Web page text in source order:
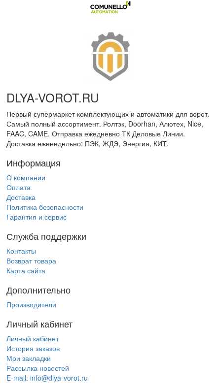
DLYA-VOROT.RU
Первый супермаркет комплектующих и автоматики для ворот.
Самый полный ассортимент. Ролтэк, Doorhan, Алютех, Nice,
FAAC, CAME. Отправка ежедневно ТК Деловые Линии.
Доставка еженедельно: ПЭК, ЖДЭ, Энергия, КИТ.
Информация
О компании
Оплата
Доставка
Политика безопасности
Гарантия и сервис
Служба поддержки
Контакты
Возврат товара
Карта сайта
Дополнительно
Производители
Личный кабинет
Личный кабинет
История заказов
Мои закладки
Рассылка новостей
E-mail: info@dlya-vorot.ru